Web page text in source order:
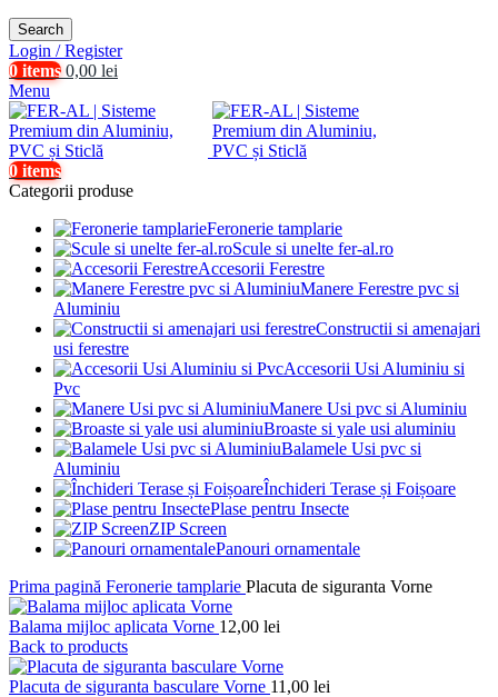
Search
Login / Register
0 items 0,00 lei
Menu
0 items
Categorii produse
Feronerie tamplarie
Scule si unelte fer-al.ro
Accesorii Ferestre
Manere Ferestre pvc si
Aluminiu
Constructii si amenajari
usi ferestre
Accesorii Usi Aluminiu si
Pvc
Manere Usi pvc si Aluminiu
Broaste si yale usi aluminiu
Balamele Usi pvc si
Aluminiu
Închideri Terase și Foișoare
Plase pentru Insecte
ZIP Screen
Panouri ornamentale
Prima pagină Feronerie tamplarie Placuta de siguranta Vorne
Balama mijloc aplicata Vorne 12,00 lei
Back to products
Placuta de siguranta basculare Vorne 11,00 lei